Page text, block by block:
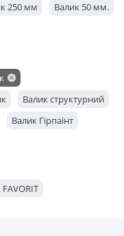
250 мм
Валик 50 мм.
Валик структурний
Валик Гірпаінт